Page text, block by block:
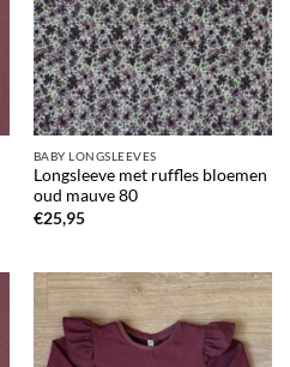
BABY LONGSLEEVES
Longsleeve met ruffles bloemen
oud mauve 80
€25,95